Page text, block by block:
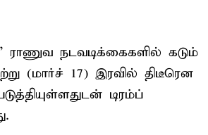
நடவடிக்கைகளில் கடும்
(மார்ச் 17) இரவில் திடீரென
டிரம்ப்